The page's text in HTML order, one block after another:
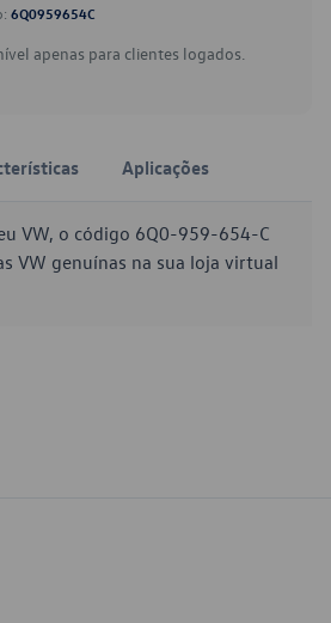
6Q0959654C
apenas para clientes logados.
Aplicações
VW, o código 6Q0-959-654-C
VW genuínas na sua loja virtual